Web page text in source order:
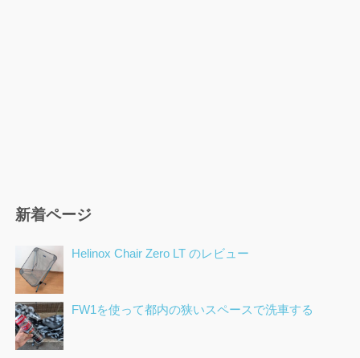
新着ページ
Helinox Chair Zero LT のレビュー
FW1を使って都内の狭いスペースで洗車する